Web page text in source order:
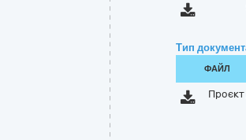
Тип
ФАЙЛ